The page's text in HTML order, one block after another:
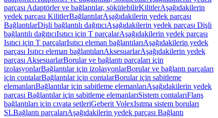
parçası Adaptörler ve bağlantılar, sökülebilirKilitlerAşağıdakilerin
yedek parçası KilitlerBağlantılarAşağıdakilerin yedek parçası
BağlantılarDişli bağlantılı dağıtıcıAşağıdakilerin yedek parçası Dişli
bağlantılı dağıtıcıIsıtıcı için T parçalarAşağıdakilerin yedek parçası
Isıtıcı için T parçalarIsıtıcı eleman bağlantılarıAşağıdakilerin yedek
parçası Isıtıcı eleman bağlantılarıAksesuarlarAşağıdakilerin yedek
parçası AksesuarlarBorular ve bağlantı parçaları için
izolasyonlarBağlantılar için izolasyonlarBorular ve bağlantı parçaları
için contalarBağlantılar için contalarBorular için sabitleme
elemanlarıBağlantılar için sabitleme elemanlarıAşağıdakilerin yedek
parçası Bağlantılar için sabitleme elemanlarıSistem contalarıFlanş
bağlantıları için cıvata setleriGeberit VolexIsıtma sistem boruları
SLBağlantı parçalarıAşağıdakilerin yedek parçası Bağlantı